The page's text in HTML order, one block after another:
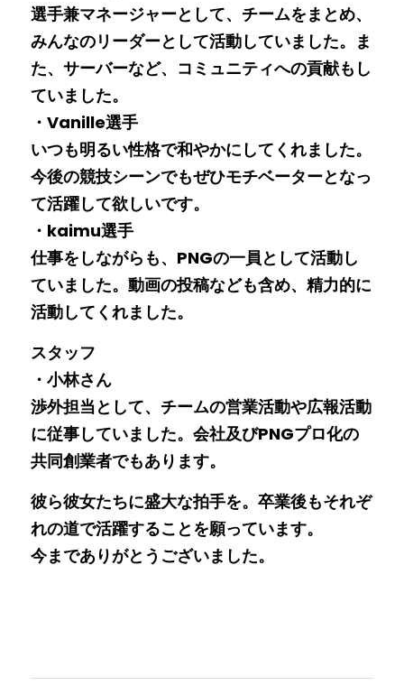
選手兼マネージャーとして、チームをまとめ、
みんなのリーダーとして活動していました。ま
た、サーバーなど、コミュニティへの貢献もし
ていました。
・Vanille選手
いつも明るい性格で和やかにしてくれました。
今後の競技シーンでもぜひモチベーターとなっ
て活躍して欲しいです。
・kaimu選手
仕事をしながらも、PNGの一員として活動し
ていました。動画の投稿なども含め、精力的に
活動してくれました。
スタッフ
・小林さん
渉外担当として、チームの営業活動や広報活動
に従事していました。会社及びPNGプロ化の
共同創業者でもあります。
彼ら彼女たちに盛大な拍手を。卒業後もそれぞ
れの道で活躍することを願っています。
今までありがとうございました。